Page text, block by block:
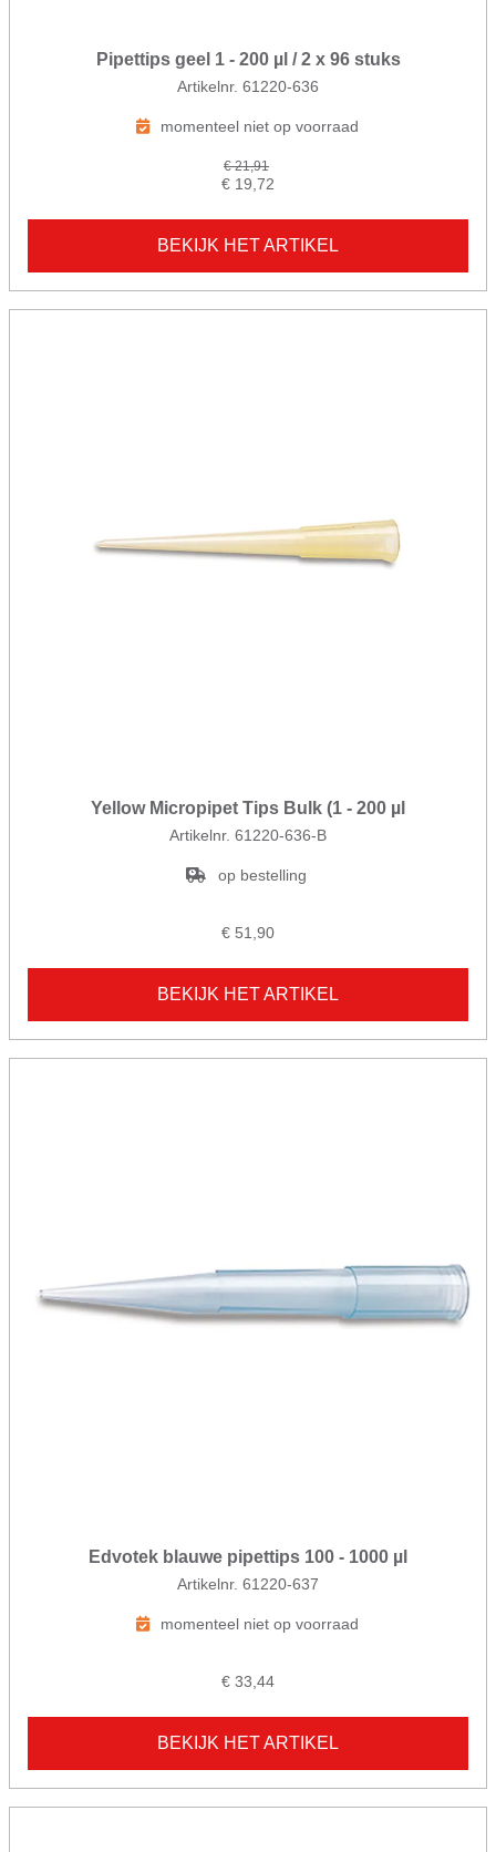
Pipettips geel 1 - 200 µl / 2 x 96 stuks
Artikelnr. 61220-636
momenteel niet op voorraad
€ 21,91
€ 19,72
BEKIJK HET ARTIKEL
Yellow Micropipet Tips Bulk (1 - 200 µl
Artikelnr. 61220-636-B
op bestelling
€ 51,90
BEKIJK HET ARTIKEL
Edvotek blauwe pipettips 100 - 1000 µl
Artikelnr. 61220-637
momenteel niet op voorraad
€ 33,44
BEKIJK HET ARTIKEL